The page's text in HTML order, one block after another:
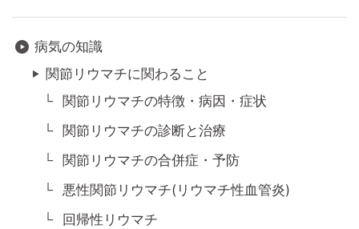
病気の知識
関節リウマチに関わること
関節リウマチの特徴・病因・症状
関節リウマチの診断と治療
関節リウマチの合併症・予防
悪性関節リウマチ(リウマチ性血管炎)
回帰性リウマチ